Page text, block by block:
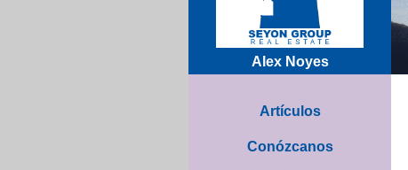
Alex Noyes
Artículos
Conózcanos